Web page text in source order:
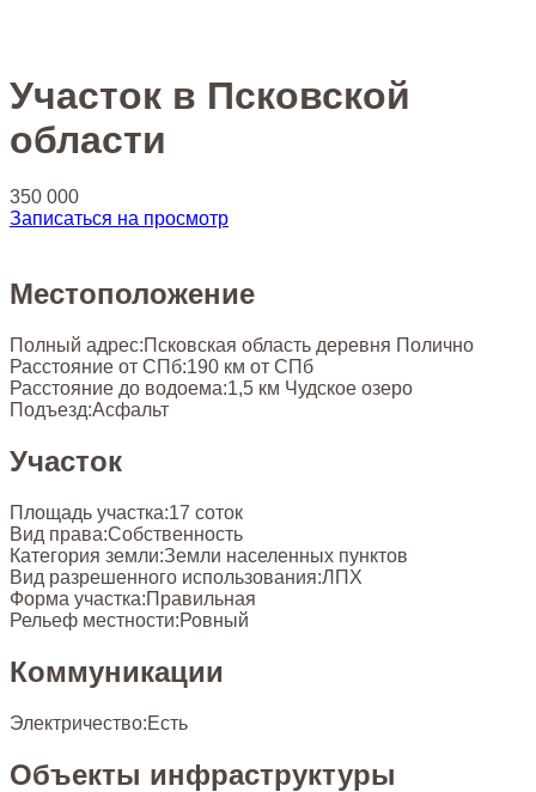
Участок в Псковской
области
350 000
Записаться на просмотр
Местоположение
Полный адрес:Псковская область деревня Полично
Расстояние от СПб:190 км от СПб
Расстояние до водоема:1,5 км Чудское озеро
Подъезд:Асфальт
Участок
Площадь участка:17 соток
Вид права:Собственность
Категория земли:Земли населенных пунктов
Вид разрешенного использования:ЛПХ
Форма участка:Правильная
Рельеф местности:Ровный
Коммуникации
Электричество:Есть
Объекты инфраструктуры